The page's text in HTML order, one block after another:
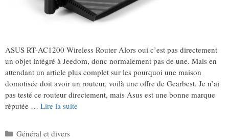
ASUS RT-AC1200 Wireless Router Alors oui c’est pas directement
un objet intégré à Jeedom, donc normalement pas de une. Mais en
attendant un article plus complet sur les pourquoi une maison
domotisée doit avoir un routeur, voilà une offre de Gearbest. Je n’ai
pas testé ce routeur directement, mais Asus est une bonne marque
réputée … Lire la suite
Catégories
Général et divers